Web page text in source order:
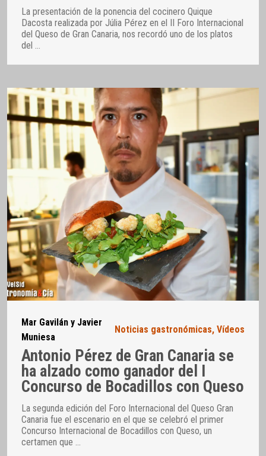
La presentación de la ponencia del cocinero Quique
Dacosta realizada por Júlia Pérez en el II Foro Internacional
del Queso de Gran Canaria, nos recordó uno de los platos
del
Mar Gavilán y Javier
Muniesa
Noticias gastronómicas, Vídeos
Antonio Pérez de Gran Canaria se
ha alzado como ganador del I
Concurso de Bocadillos con Queso
La segunda edición del Foro Internacional del Queso Gran
Canaria fue el escenario en el que se celebró el primer
Concurso Internacional de Bocadillos con Queso, un
certamen que …